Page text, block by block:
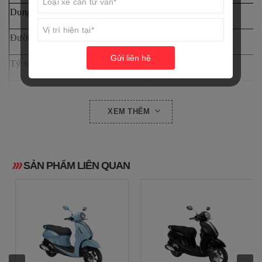
Dung tích xy lanh (CC)
Đường kính và hành trình piston
Tỷ số nén 11.0 : 1
Công suất tối đa 6.05/6.500 kW/rpm
Mô men xoắn cực đại 10.4 Nm (1.1 kgf.m)/5000
Hệ thống bôi trơn
Dung tích bình xăng
Mức tiêu thụ nhiên liệu (l/100km) 1.66
XEM THÊM
SẢN PHẨM LIÊN QUAN
Gửi liên hệ